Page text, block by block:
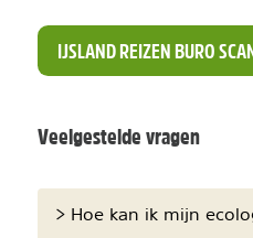
IJSLAND REIZEN BURO
Veelgestelde vragen
> Hoe kan ik mijn